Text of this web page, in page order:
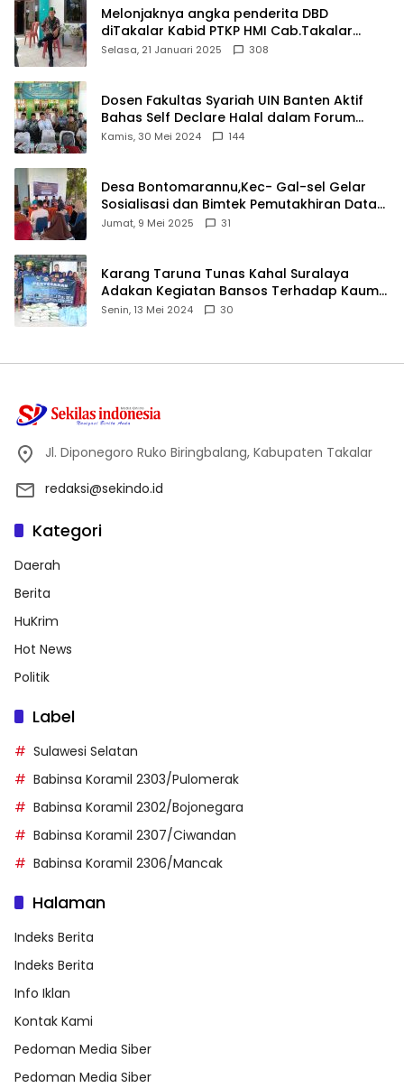
Melonjaknya angka penderita DBD
diTakalar Kabid PTKP HMI Cab.Takalar
angkat bicara
Selasa, 21 Januari 2025 308
Dosen Fakultas Syariah UIN Banten Aktif
Bahas Self Declare Halal dalam Forum
Ijtima Ulama MUI
Kamis, 30 Mei 2024 144
Desa Bontomarannu,Kec- Gal-sel Gelar
Sosialisasi dan Bimtek Pemutakhiran Data
ID
Jumat, 9 Mei 2025 31
Karang Taruna Tunas Kahal Suralaya
Adakan Kegiatan Bansos Terhadap Kaum
Dhuafa dan Anak Yatim-Piatu
Senin, 13 Mei 2024 30
Jl. Diponegoro Ruko Biringbalang, Kabupaten Takalar
redaksi@sekindo.id
Kategori
Daerah
Berita
HuKrim
Hot News
Politik
Label
Sulawesi Selatan
Babinsa Koramil 2303/Pulomerak
Babinsa Koramil 2302/Bojonegara
Babinsa Koramil 2307/Ciwandan
Babinsa Koramil 2306/Mancak
Halaman
Indeks Berita
Indeks Berita
Info Iklan
Kontak Kami
Pedoman Media Siber
Pedoman Media Siber